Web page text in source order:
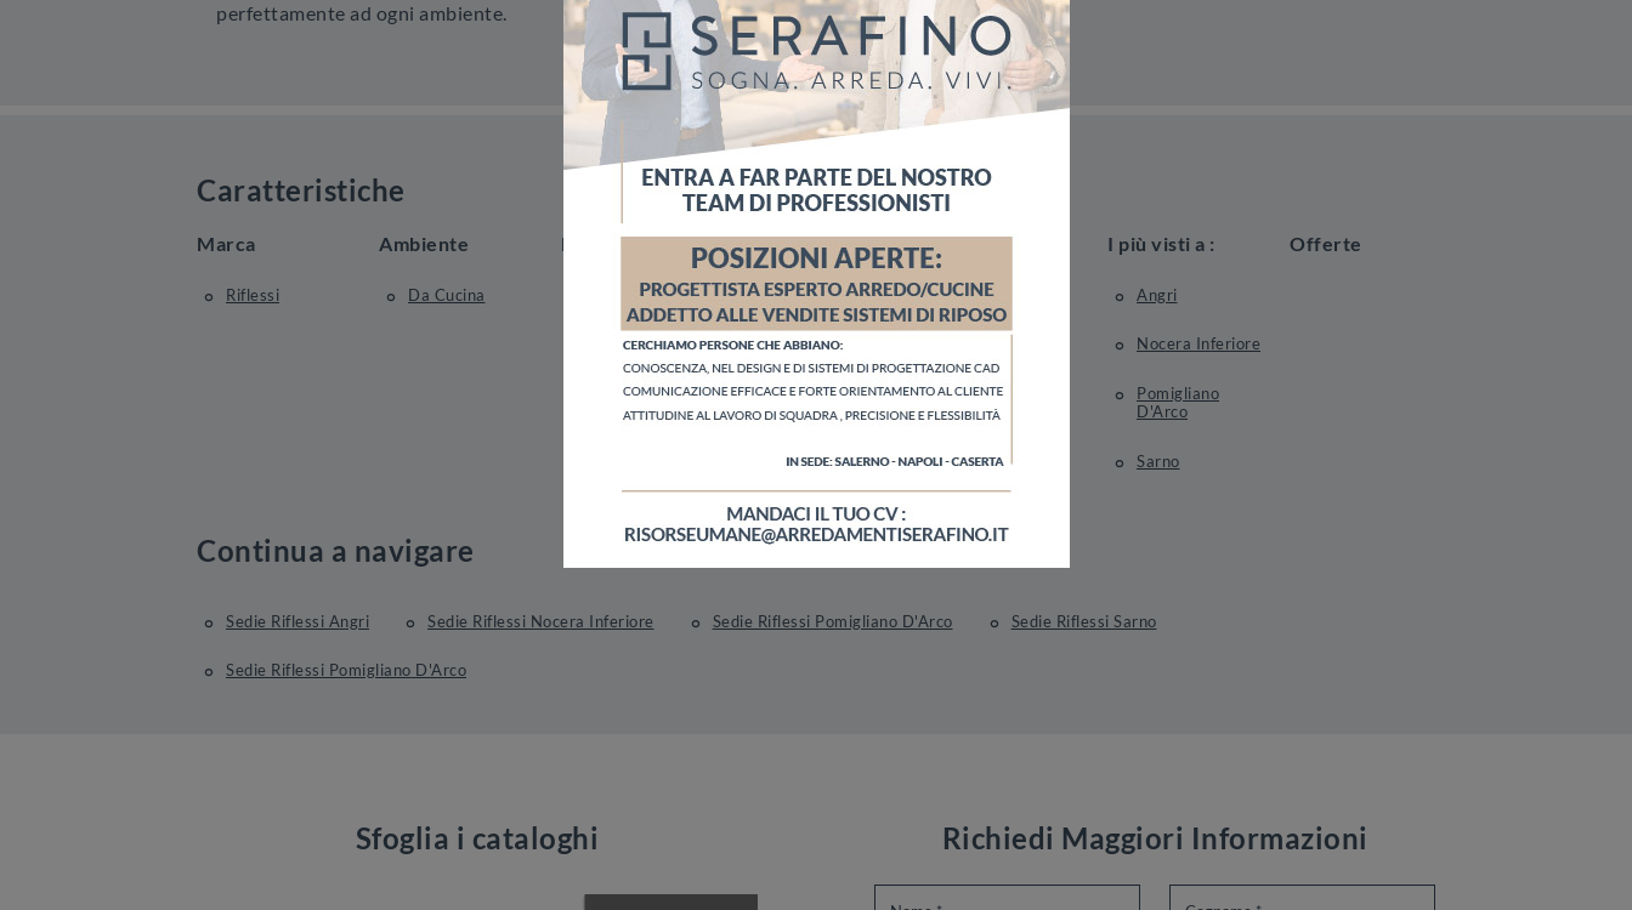
perfettamente ad ogni ambiente.
Caratteristiche
Marca
Riflessi
Ambiente
Da Cucina
Materiale
In Ecopelle
Stile
Design
Tipologia
Sgabelli
I più visti a :
Angri
Nocera Inferiore
Pomigliano
D'Arco
Sarno
Offerte
Continua a navigare
Sedie Riflessi Angri Sedie Riflessi Nocera Inferiore Sedie Riflessi Pomigliano D'Arco Sedie Riflessi Sarno
Sedie Riflessi Pomigliano D'Arco
Sfoglia i cataloghi Richiedi Maggiori Informazioni